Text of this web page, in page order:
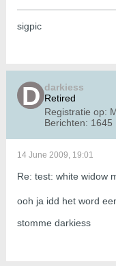
sigpic
darkiess
Retired
Registratie op:
Berichten: 1645
14 June 2009, 19:01
Re: test: white widow
ooh ja idd het word
stomme darkiess